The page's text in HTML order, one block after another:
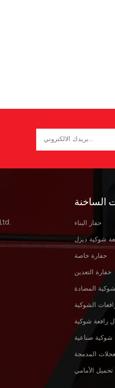
الساخنة
حفار البناء
شوكية ديزل
حفارة خاصة
حفارة التعدين
المضادة
الشوكية
رافعة شوكية
شوكية صناعية
المدمجة
تحميل الأمامي